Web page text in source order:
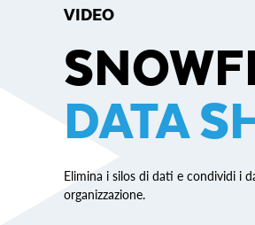
VIDEO
DATA
Elimina i silos di dati e condividi i
organizzazione.